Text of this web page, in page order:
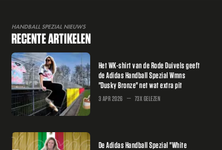
HANDBALL SPEZIAL NIEUWS
RECENTE ARTIKELEN
Het WK-shirt van de Rode Duivels geeft
de Adidas Handball Spezial Wmns
"Dusky Bronze" net wat extra pit
3 APR 2026 73X GELEZEN
De Adidas Handball Spezial "White